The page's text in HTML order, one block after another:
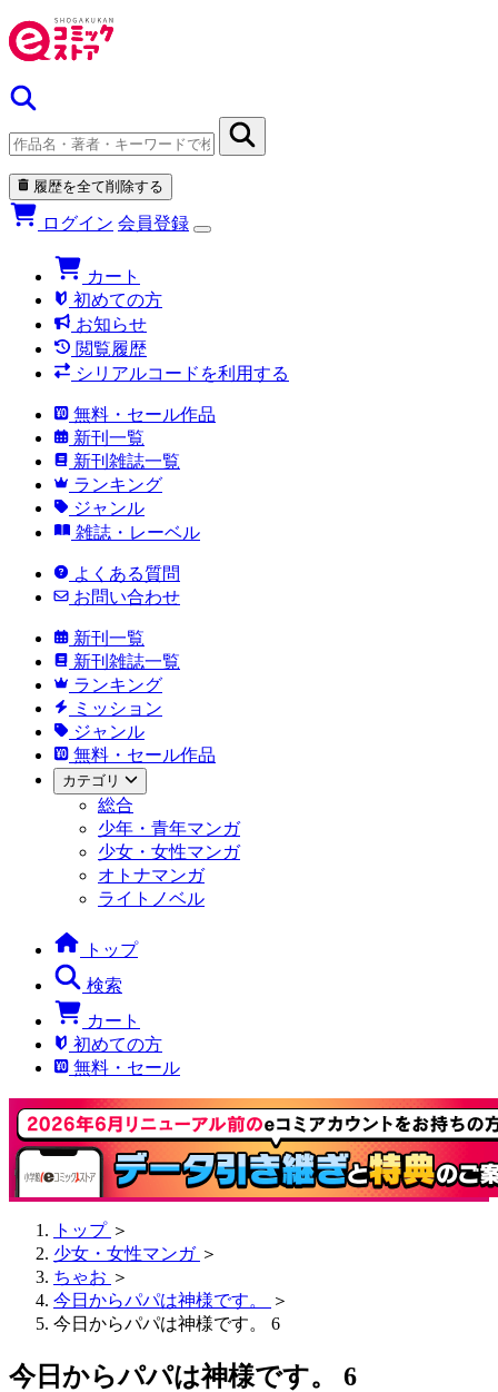
履歴を全て削除する
ログイン 会員登録
カート
初めての方
お知らせ
閲覧履歴
シリアルコードを利用する
無料・セール作品
新刊一覧
新刊雑誌一覧
ランキング
ジャンル
雑誌・レーベル
よくある質問
お問い合わせ
新刊一覧
新刊雑誌一覧
ランキング
ミッション
ジャンル
無料・セール作品
カテゴリ
総合
少年・青年マンガ
少女・女性マンガ
オトナマンガ
ライトノベル
トップ
検索
カート
初めての方
無料・セール
トップ ＞
少女・女性マンガ ＞
ちゃお ＞
今日からパパは神様です。
＞
今日からパパは神様です。 6
今日からパパは神様です。 6